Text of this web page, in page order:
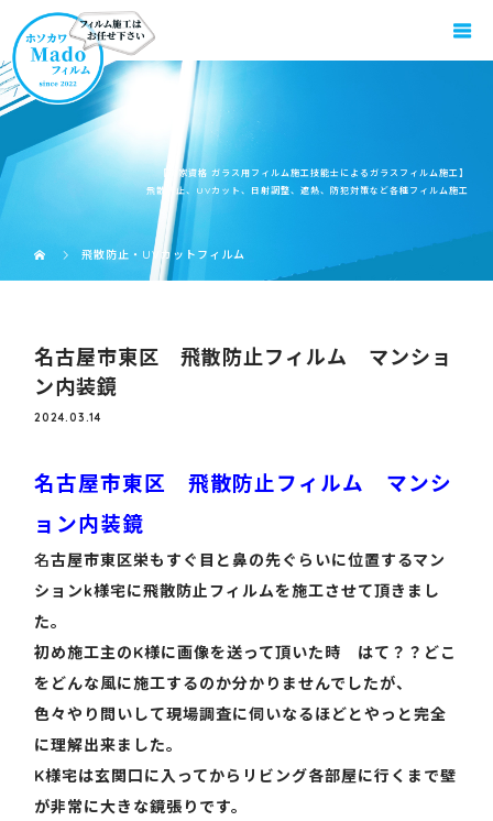
【国家資格 ガラス用フィルム施工技能士によるガラスフィルム施工】
飛散防止、UVカット、日射調整、遮熱、防犯対策など各種フィルム施工
飛散防止・UVカットフィルム
名古屋市東区 飛散防止フィルム マンショ
ン内装鏡
2024.03.14
名古屋市東区 飛散防止フィルム マンシ
ョン内装鏡
名古屋市東区栄もすぐ目と鼻の先ぐらいに位置するマン
ションk様宅に飛散防止フィルムを施工させて頂きまし
た。
初め施工主のK様に画像を送って頂いた時 はて？？どこ
をどんな風に施工するのか分かりませんでしたが、
色々やり問いして現場調査に伺いなるほどとやっと完全
に理解出来ました。
K様宅は玄関口に入ってからリビング各部屋に行くまで壁
が非常に大きな鏡張りです。